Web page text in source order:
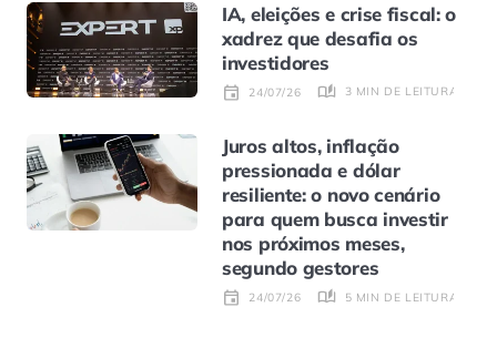
IA, eleições e crise fiscal: o
xadrez que desafia os
investidores
24/07/26 3 MIN DE LEITURA
Juros altos, inflação
pressionada e dólar
resiliente: o novo cenário
para quem busca investir
nos próximos meses,
segundo gestores
24/07/26 5 MIN DE LEITURA